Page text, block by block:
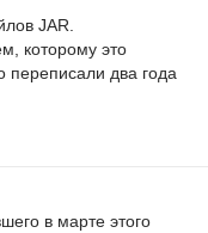
JAR.
которому это
переписали два года
в марте этого